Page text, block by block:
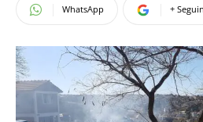
WhatsApp +